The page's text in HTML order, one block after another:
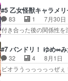
い筈のガブちゃん、ア
あって、最終的に嫌な
量のツガイに何事かと
タイの妃になってもそ
ネの過去、宝石だった
の過去、、辛かった
良い人でも、女は宝
過去には同情の言葉し
去…萌え袖が可愛いね
ラ、2人だけの同盟が結
#5 乙女怪獣キャラメ
83 1
7月30日
付き合った後の関係
とメスってて何この可
い始めたら始めたでま
つ踏み出す黒絵ちゃ
ルが可愛いお茶目な
#7 バンドリ！ ゆめ∞み
32 4
8月1日
ビオラうっっっっっ